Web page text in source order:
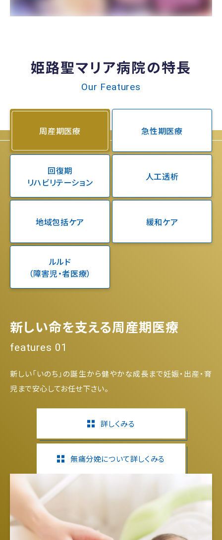
姫路聖マリア病院の特長
Our Features
周産期医療 急性期医療
回復期
リハビリテーション
人工透析
地域包括ケア 緩和ケア
ルルド
（障害児・者医療）
新しい命を支える周産期医療
features 01
新しい「いのち」の誕生から健やかな成長まで妊娠・出産・育
児まで安心してお任せ下さい。
詳しくみる
無痛分娩について詳しくみる